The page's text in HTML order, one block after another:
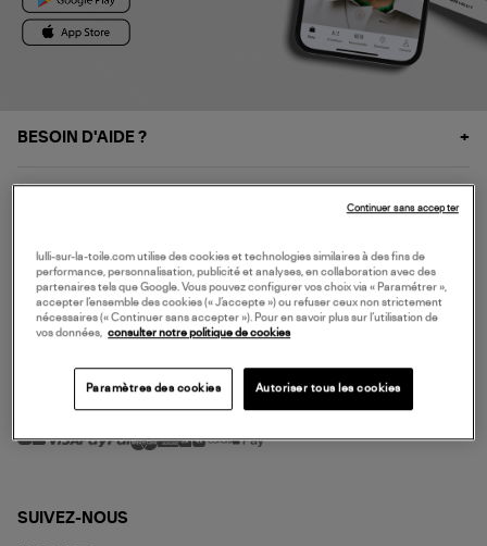
BESOIN D'AIDE ?
NOS SERVICES
SERVICE CLIENT
MODE DE PAIEMENT
SUIVEZ-NOUS
lulli-sur-la-toile.com utilise des cookies et technologies similaires à des fins de
performance, personnalisation, publicité et analyses, en collaboration avec des
partenaires tels que Google. Vous pouvez configurer vos choix via « Paramétrer »,
accepter l’ensemble des cookies (« J’accepte ») ou refuser ceux non strictement
nécessaires (« Continuer sans accepter »). Pour en savoir plus sur l’utilisation de
vos données,
consulter notre politique de cookies
Paramètres des cookies Autoriser tous les cookies
Continuer sans accepter